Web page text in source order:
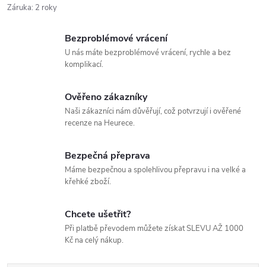
Záruka: 2 roky
Bezproblémové vrácení
U nás máte bezproblémové vrácení, rychle a bez
komplikací.
Ověřeno zákazníky
Naši zákazníci nám důvěřují, což potvrzují i ověřené
recenze na Heurece.
Bezpečná přeprava
Máme bezpečnou a spolehlivou přepravu i na velké a
křehké zboží.
Chcete ušetřit?
Při platbě převodem můžete získat SLEVU AŽ 1000
Kč na celý nákup.